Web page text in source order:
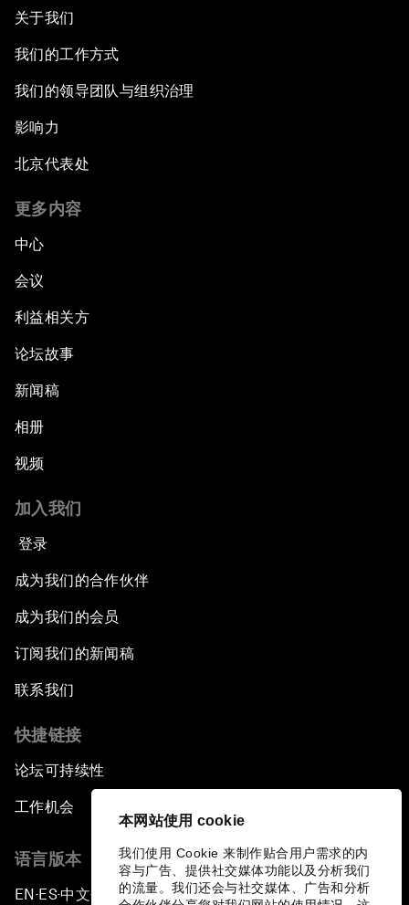
本网站使用 cookie
我们使用 Cookie 来制作贴合用户需求的内
容与广告、提供社交媒体功能以及分析我们
的流量。我们还会与社交媒体、广告和分析
关于我们
我们的工作方式
我们的领导团队与组织治理
影响力
北京代表处
更多内容
中心
会议
利益相关方
论坛故事
新闻稿
相册
视频
加入我们
登录
成为我们的合作伙伴
成为我们的会员
订阅我们的新闻稿
联系我们
快捷链接
论坛可持续性
工作机会
语言版本
EN ▪ES▪中文▪ 日本語